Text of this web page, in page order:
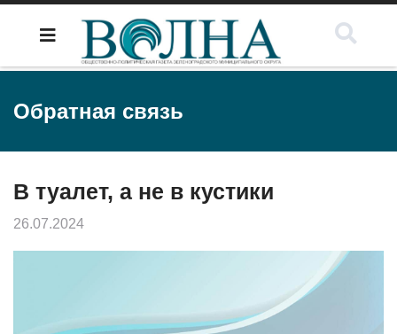
Обратная связь
В туалет, а не в кустики
26.07.2024